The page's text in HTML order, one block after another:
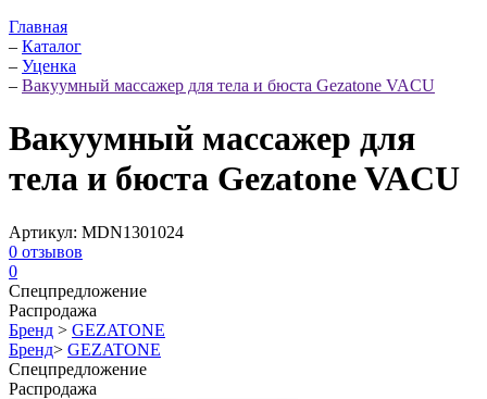
Главная
– Каталог
– Уценка
– Вакуумный массажер для тела и бюста Gezatone VACU
Вакуумный массажер для
тела и бюста Gezatone VACU
Артикул: MDN1301024
0 отзывов
0
Спецпредложение
Распродажа
Бренд > GEZATONE
Бренд> GEZATONE
Спецпредложение
Распродажа